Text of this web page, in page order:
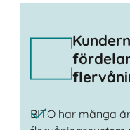
BITO har många